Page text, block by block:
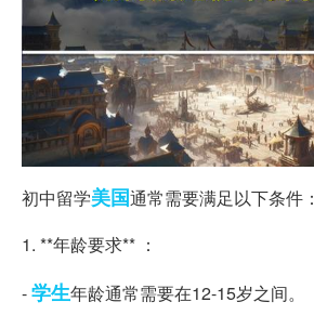
初中留学美国通常需要满足以下条件：
1. **年龄要求** ：
-学生年龄通常需要在12-15岁之间。